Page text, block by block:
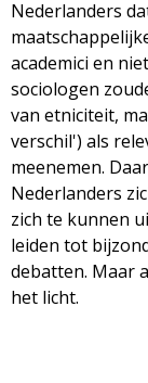
Nederlanders
academici en
sociologen
van etniciteit,
verschil') als
meenemen.
Nederlanders
zich te kunnen
leiden tot
debatten. Maar
het licht.